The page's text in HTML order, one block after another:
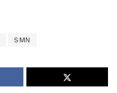
SMN